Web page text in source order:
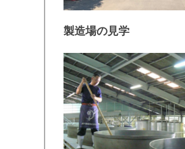
製造場の見学